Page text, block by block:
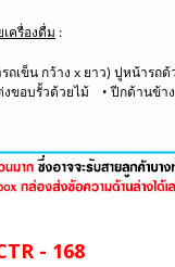
ครื่องดื่ม :
ถเข็น กว้าง x ยาว) ปูหน้าร
ขอบรั้วด้วยไม้ • ปีกด้านข้า
- 168